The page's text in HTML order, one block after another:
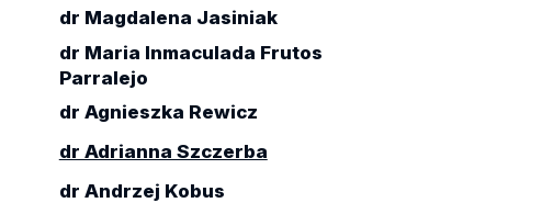
dr Magdalena Jasiniak
dr Maria Inmaculada Frutos
Parralejo
dr Agnieszka Rewicz
dr Adrianna Szczerba
dr Andrzej Kobus